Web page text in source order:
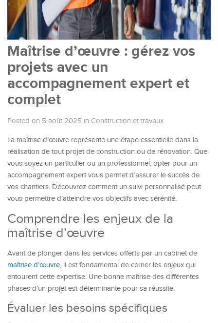
Maîtrise d’œuvre : gérez vos
projets avec un
accompagnement expert et
complet
Posted on 5 août 2025 in Construction et travaux
La maîtrise d’œuvre représente une étape essentielle dans la
réalisation de tout projet de construction ou de rénovation. Que
vous soyez un particulier ou un professionnel, opter pour un
accompagnement expert vous permet d’assurer le succès de
vos chantiers. Découvrez comment un suivi personnalisé peut
vous permettre d’atteindre vos objectifs avec sérénité.
Comprendre les enjeux de la
maîtrise d’œuvre
Avant de plonger dans les services offerts par un cabinet de
maîtrise d’œuvre, il est fondamental de cerner les enjeux qui
entourent cette expertise. Une bonne maîtrise des différentes
phases d’un projet est déterminante pour sa réussite.
Évaluer les besoins spécifiques